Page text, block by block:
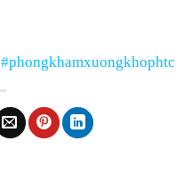
#phongkhamxuongkhophtc